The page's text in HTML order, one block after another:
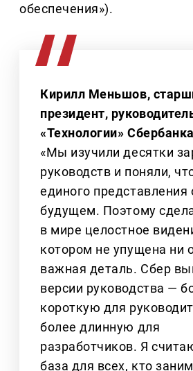
обеспечения»).
Кирилл Меньшов,
президент,
«Технологии»
«Мы изучили десятки
руководств и поняли,
единого представления
будущем. Поэтому
в мире целостное
котором не упущена ни
важная деталь. Сбер
версии руководства —
короткую для
более длинную для
разработчиков. Я
база для всех, кто